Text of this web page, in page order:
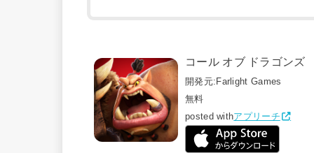
コール オブ ドラゴンズ
開発元:Farlight Games
無料
posted withアプリーチ